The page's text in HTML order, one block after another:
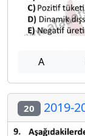
A
20 2019-